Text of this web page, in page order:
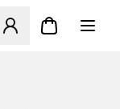
egy modált a